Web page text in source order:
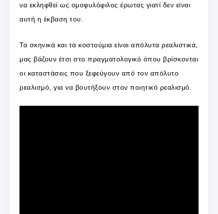
να εκληφθεί ως ομοφυλόφιλος έρωτας γιατί δεν είναι
αυτή η έκβαση του.
Τα σκηνικά και τα κοστούμια είναι απόλυτα ρεαλιστικά,
μας βάζουν έτσι στο πραγματολογικό όπου βρίσκονται
οι καταστάσεις που ξεφεύγουν από τον απόλυτο
ρεαλισμό, για να βουτήξουν στον ποιητικό ρεαλισμό.